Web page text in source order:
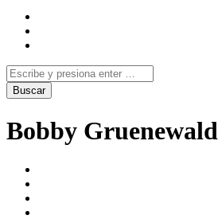
Bobby Gruenewald